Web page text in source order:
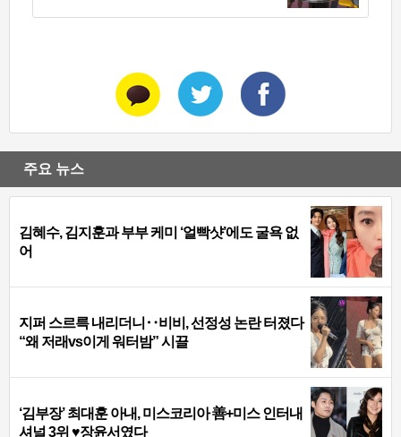
주요 뉴스
김혜수, 김지훈과 부부 케미 ‘얼빡샷’에도 굴욕 없
어
지퍼 스르륵 내리더니‥비비, 선정성 논란 터졌다
“왜 저래vs이게 워터밤” 시끌
‘김부장’ 최대훈 아내, 미스코리아 善+미스 인터내
셔널 3위 ♥장윤서였다